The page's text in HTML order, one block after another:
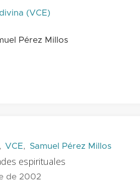
(VCE)
Pérez Millos
VCE, Samuel Pérez Millos
espirituales
de 2002